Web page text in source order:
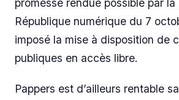
promesse rendue possible par la
République numérique du 7
imposé la mise à disposition de
publiques en accès libre.
Pappers est d’ailleurs rentable